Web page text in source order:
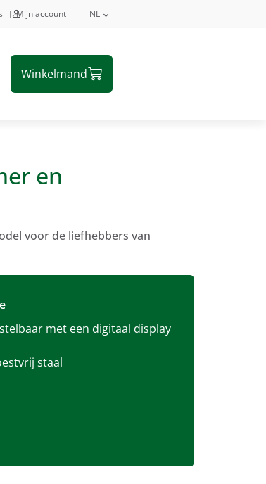
Mijn account NL
en
voor de liefhebbers van
met een digitaal display
staal